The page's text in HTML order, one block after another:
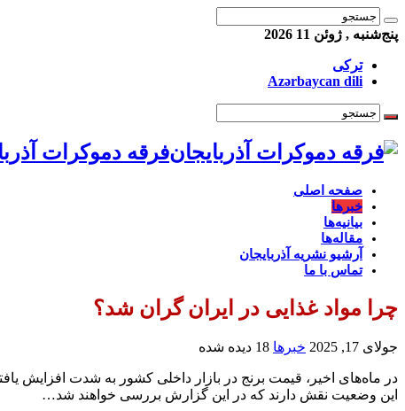
پنج‌شنبه , ژوئن 11 2026
ترکی
Azərbaycan dili
فرقه دموکرات
صفحه اصلی
خبرها
بیانیه‌ها
مقاله‌ها
آرشیو نشریه آذربایجان
تماس با ما
چرا مواد غذایی در ایران گران شد؟
جولای 17, 2025 خبرها 18 دیده شده
در ماه‌های اخیر، قیمت برنج در بازار داخلی کشور به شدت افزایش
این وضعیت نقش دارند که در این گزارش بررسی خواهند شد…